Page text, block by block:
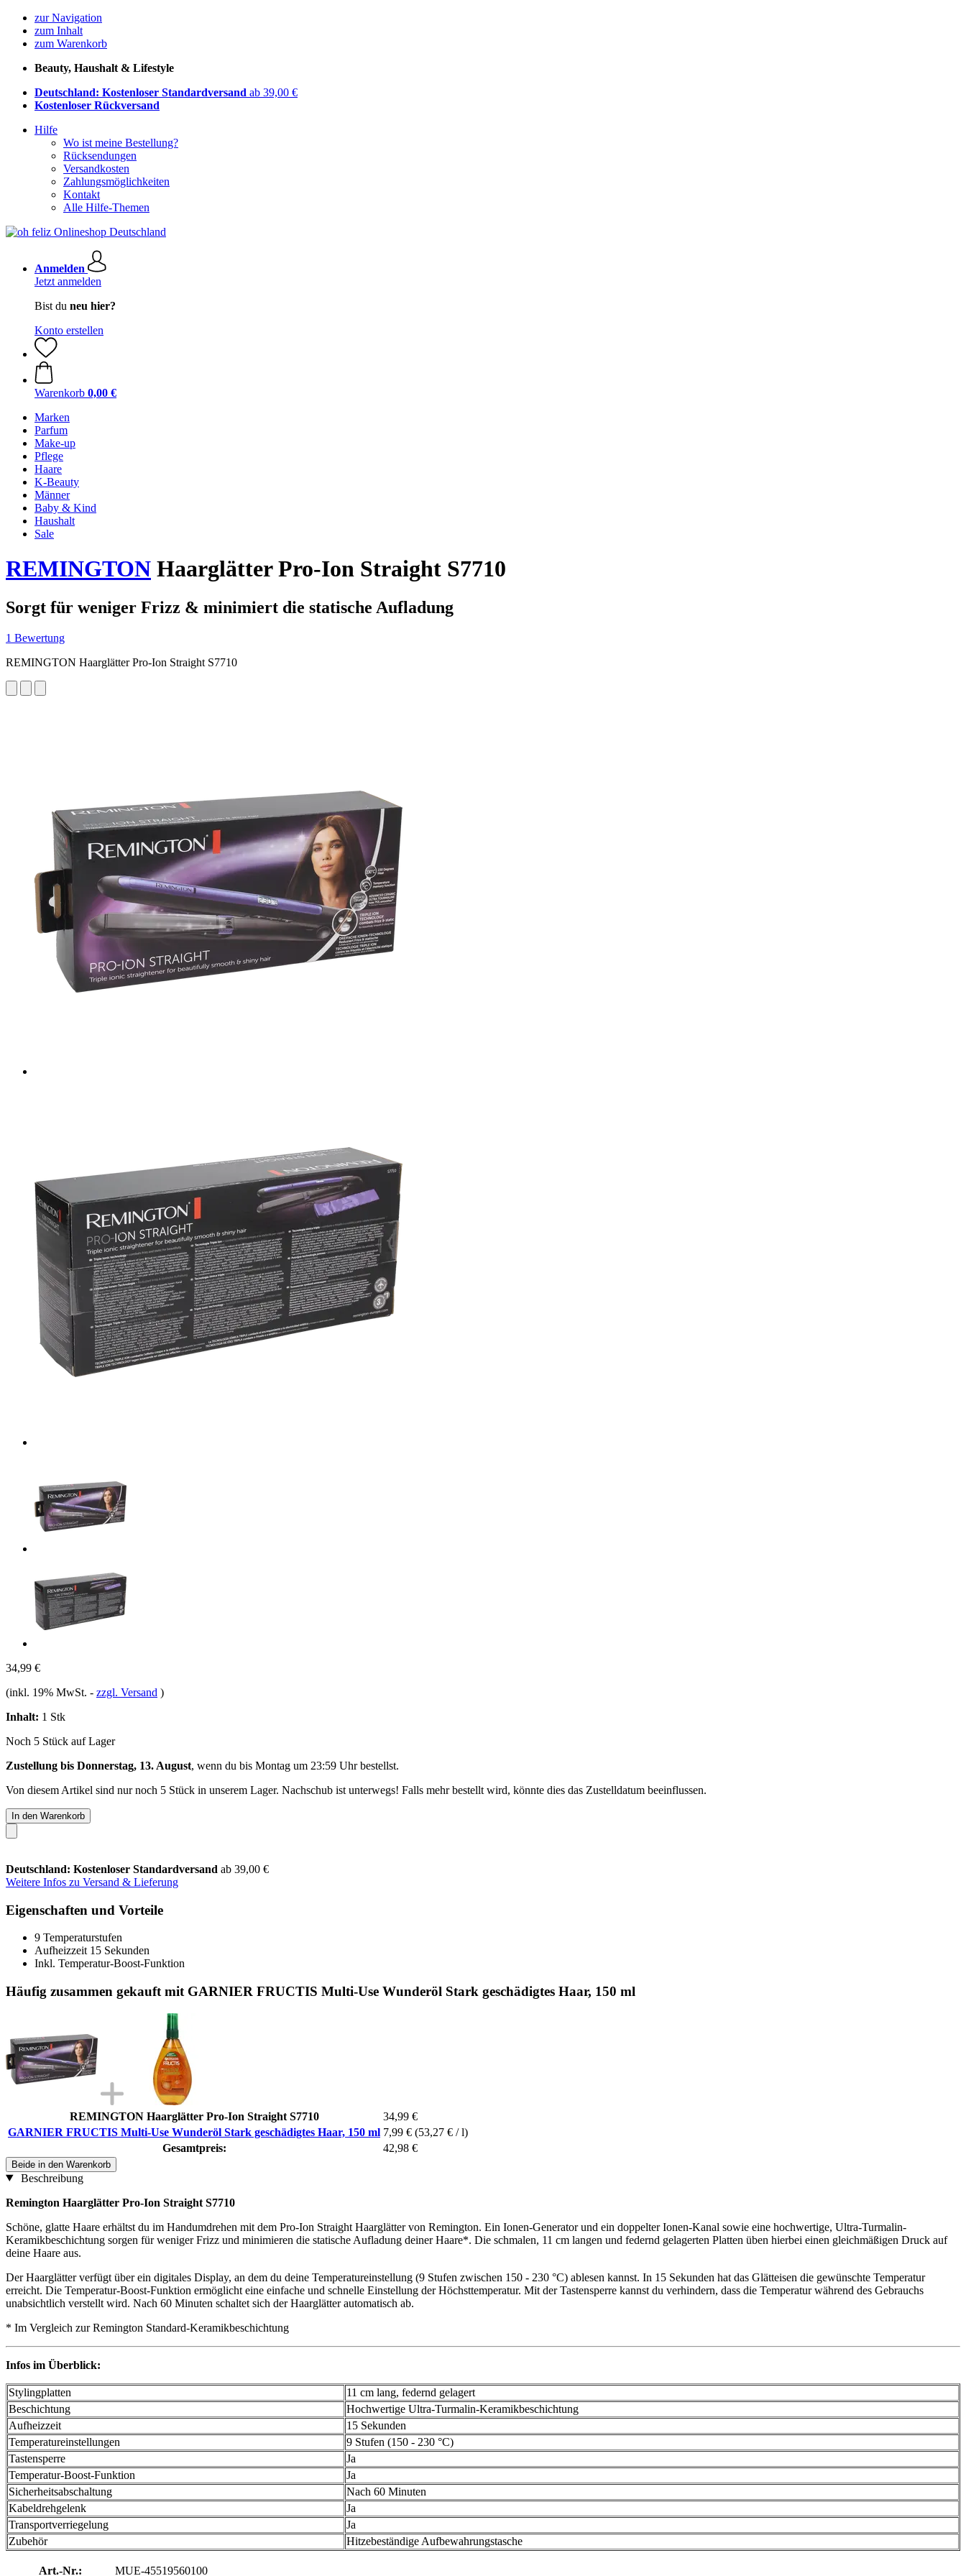
zur Navigation
zum Inhalt
zum Warenkorb
Beauty, Haushalt & Lifestyle
Deutschland: Kostenloser Standardversand ab 39,00 €
Kostenloser Rückversand
Hilfe
Wo ist meine Bestellung?
Rücksendungen
Versandkosten
Zahlungsmöglichkeiten
Kontakt
Alle Hilfe-Themen
Anmelden
Jetzt anmelden
Bist du neu hier?
Konto erstellen
Warenkorb 0,00 €
Marken
Parfum
Make-up
Pflege
Haare
K-Beauty
Männer
Baby & Kind
Haushalt
Sale
REMINGTON Haarglätter Pro-Ion Straight S7710
Sorgt für weniger Frizz & minimiert die statische Aufladung
1 Bewertung
REMINGTON Haarglätter Pro-Ion Straight S7710
34,99 €
(inkl. 19% MwSt. - zzgl. Versand )
Inhalt: 1 Stk
Noch 5 Stück auf Lager
Zustellung bis Donnerstag, 13. August, wenn du bis Montag um 23:59 Uhrbestellst.
Von diesem Artikel sind nur noch 5 Stück in unserem Lager. Nachschub ist unterwegs! Falls mehr bestellt wird, könnte dies das Zustelldatum beeinflussen.
In den Warenkorb
Deutschland: Kostenloser Standardversand ab 39,00 €
Weitere Infos zu Versand & Lieferung
Eigenschaften und Vorteile
9 Temperaturstufen
Aufheizzeit 15 Sekunden
Inkl. Temperatur-Boost-Funktion
Häufig zusammen gekauft mit GARNIER FRUCTIS Multi-Use Wunderöl Stark geschädigtes Haar, 150 ml
REMINGTON Haarglätter Pro-Ion Straight S7710
34,99 €
GARNIER FRUCTIS Multi-Use Wunderöl Stark geschädigtes Haar, 150 ml 7,99 € (53,27 € / l)
Gesamtpreis:
42,98 €
Beide in den Warenkorb
Beschreibung
Remington Haarglätter Pro-Ion Straight S7710
Schöne, glatte Haare erhältst du im Handumdrehen mit dem Pro-Ion Straight Haarglätter von Remington. Ein Ionen-Generator und ein doppelter Ionen-Kanal sowie eine hochwertige, Ultra-Turmalin-
Keramikbeschichtung sorgen für weniger Frizz und minimieren die statische Aufladung deiner Haare*. Die schmalen, 11 cm langen und federnd gelagerten Platten üben hierbei einen gleichmäßigen Druck auf
deine Haare aus.
Der Haarglätter verfügt über ein digitales Display, an dem du deine Temperatureinstellung (9 Stufen zwischen 150 - 230 °C) ablesen kannst. In 15 Sekunden hat das Glätteisen die gewünschte Temperatur
erreicht. Die Temperatur-Boost-Funktion ermöglicht eine einfache und schnelle Einstellung der Höchsttemperatur. Mit der Tastensperre kannst du verhindern, dass die Temperatur während des Gebrauchs
unabsichtlich verstellt wird. Nach 60 Minuten schaltet sich der Haarglätter automatisch ab.
* Im Vergleich zur Remington Standard-Keramikbeschichtung
Infos im Überblick:
Stylingplatten
11 cm lang, federnd gelagert
Beschichtung
Hochwertige Ultra-Turmalin-Keramikbeschichtung
Aufheizzeit
15 Sekunden
Temperatureinstellungen
9 Stufen (150 - 230 °C)
Tastensperre
Ja
Temperatur-Boost-Funktion
Ja
Sicherheitsabschaltung
Nach 60 Minuten
Kabeldrehgelenk
Ja
Transportverriegelung
Ja
Zubehör
Hitzebeständige Aufbewahrungstasche
Art.-Nr.: MUE-45519560100